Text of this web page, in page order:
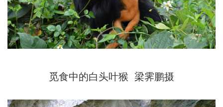
觅食中的白头叶猴 梁霁鹏摄